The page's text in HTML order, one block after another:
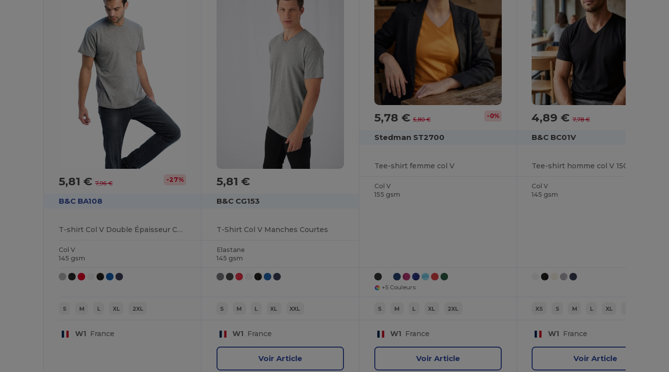
5,81 €7,96 € -27%
B&C BA108
T-shirt Col V Double Épaisseur Confort
Col V
145 gsm
S M L XL 2XL
W1 France
5,81 €
B&C CG153
T-Shirt Col V Manches Courtes
Elastane
145 gsm
S M L XL XXL
W1 France
Voir Article
5,78 €5,80 € -0%
Stedman ST2700
Tee-shirt femme col V
Col V
155 gsm
+5 Couleurs
S M L XL 2XL
W1 France
Voir Article
4,89 €7,78 €
B&C BC01V
Tee-shirt homme col V 150
Col V
145 gsm
XS S M L XL
W1 France
Voir Article